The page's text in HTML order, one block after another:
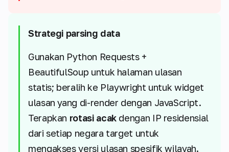
Strategi parsing data
Gunakan Python Requests +
BeautifulSoup untuk halaman ulasan
statis; beralih ke Playwright untuk widget
ulasan yang di-render dengan JavaScript.
Terapkan rotasi acakdengan IP residensial
dari setiap negara target untuk
mengakses versi ulasan spesifik wilayah.